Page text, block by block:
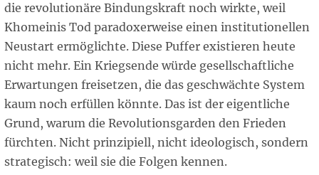
die revolutionäre Bindungskraft noch wirkte, weil
Khomeinis Tod paradoxerweise einen institutionellen
Neustart ermöglichte. Diese Puffer existieren heute
nicht mehr. Ein Kriegsende würde gesellschaftliche
Erwartungen freisetzen, die das geschwächte System
kaum noch erfüllen könnte. Das ist der eigentliche
Grund, warum die Revolutionsgarden den Frieden
fürchten. Nicht prinzipiell, nicht ideologisch, sondern
strategisch: weil sie die Folgen kennen.